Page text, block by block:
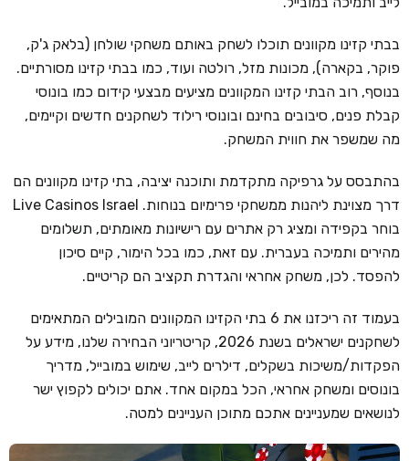
בבתי קזינו מקוונים תוכלו לשחק באותם משחקי שולחן (בלאק ג'ק,
פוקר, בקארה), מכונות מזל, רולטה ועוד, כמו בבתי קזינו מסורתיים.
בנוסף, רוב הבתי קזינו המקוונים מציעים מבצעי קידום כמו בונוסי
קבלת פנים, סיבובים בחינם ובונוסי רילוד לשחקנים חדשים וקיימים,
מה שמשפר את חווית המשחק.
בהתבסס על גרפיקה מתקדמת ותוכנה יציבה, בתי קזינו מקוונים הם
דרך מצוינת ליהנות ממשחקי פרימיום בנוחות. Live Casinos Israel
בוחר בקפידה ומציג רק אתרים עם רישיונות מאומתים, תשלומים
מהירים ותמיכה בעברית. עם זאת, כמו בכל הימור, קיים סיכון
להפסד. לכן, משחק אחראי והגדרת תקציב הם קריטיים.
בעמוד זה ריכזנו את 6 בתי הקזינו המקוונים המובילים המתאימים
לשחקנים ישראלים בשנת 2026, קריטריוני הבחירה שלנו, מידע על
הפקדות/משיכות בשקלים, דילרים לייב, שימוש במובייל, מדריך
בונוסים ומשחק אחראי, הכל במקום אחד. אתם יכולים לקפוץ ישר
לנושאים שמעניינים אתכם מתוכן העניינים למטה.